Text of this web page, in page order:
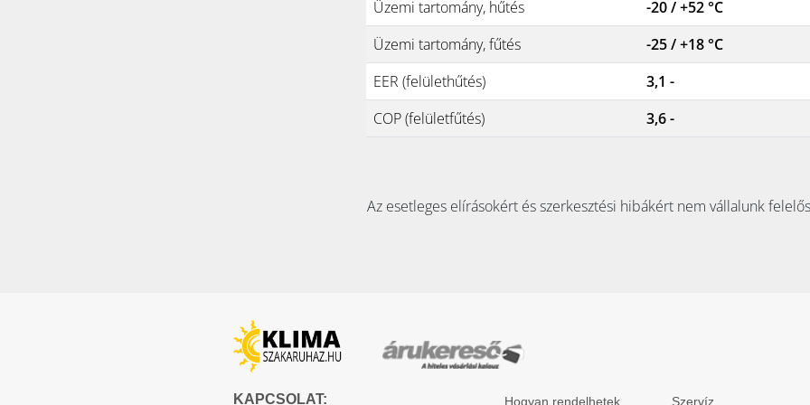
Üzemi tartomány, hűtés
-20 / +52 °C
Üzemi tartomány, fűtés
-25 / +18 °C
EER (felülethűtés)
3,1 -
COP (felületfűtés)
3,6 -
Az esetleges elírásokért és szerkesztési hibákért nem vállalunk
KAPCSOLAT: Hogyan rendelhetek Szervíz